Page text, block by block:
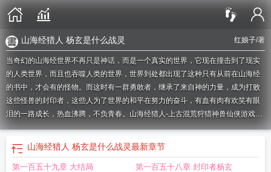
红娘子/著
山海经猎人 杨玄是什么战灵
当奇幻的山海经世界不再只是神话，而是一个真实的世界，它现在撞击到了现实
的人类世界，而且也吞噬人类的世界，世界到处都出现了这种只有从前在山海经
的书中，才会有的怪物。而这时有一群勇敢者，继承了来自神的力量，成为打败
这些怪兽的封印者，这些人为了世界的和平在努力的奋斗，有血有肉有欢笑有眼
泪的一路成长，热血沸腾，不负青春。 山海经猎人-上古混荒狩猎神兽仙侠游戏兑
换码山海经猛兽vs国服猎人山海经猎人崛起山海经猎人邀请码山海经猎人红
山海经猎人 红娘子 山海经猎人在线读可复制
百度百科
是什么战灵山海经猎人TXT 山海经猎人混慌异兽录礼包码在哪里领取
山海经猎人 杨玄是什么战灵最新章节
第一百五十九章 大结局 第一百五十八章 封印者杨玄